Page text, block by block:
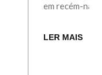
em recém-
LER MAIS